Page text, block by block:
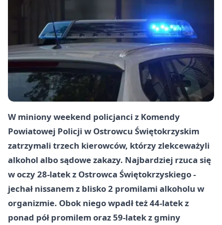
W miniony weekend policjanci z Komendy
Powiatowej Policji w Ostrowcu Świętokrzyskim
zatrzymali trzech kierowców, którzy zlekceważyli
alkohol albo sądowe zakazy. Najbardziej rzuca się
w oczy 28-latek z Ostrowca Świętokrzyskiego -
jechał nissanem z blisko 2 promilami alkoholu w
organizmie. Obok niego wpadł też 44-latek z
ponad pół promilem oraz 59-latek z gminy